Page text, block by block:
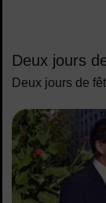
Deux jours
Deux jours de